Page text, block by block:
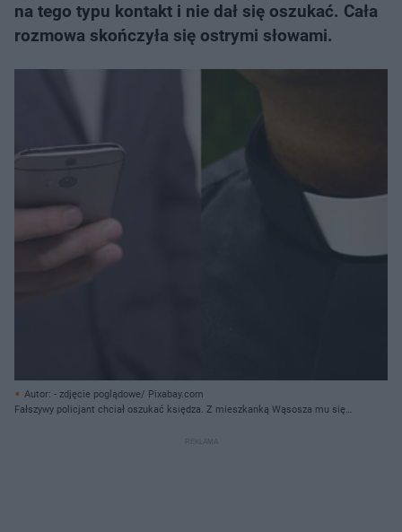
na tego typu kontakt i nie dał się oszukać. Cała
rozmowa skończyła się ostrymi słowami.
Autor: - zdjęcie poglądowe/ Pixabay.com
Fałszywy policjant chciał oszukać księdza. Z mieszkanką Wąsosza mu się